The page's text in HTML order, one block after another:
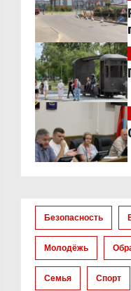
Безопасность
Молодёжь
Семья Спорт